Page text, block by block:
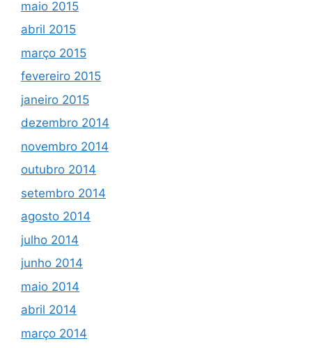
maio 2015
abril 2015
março 2015
fevereiro 2015
janeiro 2015
dezembro 2014
novembro 2014
outubro 2014
setembro 2014
agosto 2014
julho 2014
junho 2014
maio 2014
abril 2014
março 2014